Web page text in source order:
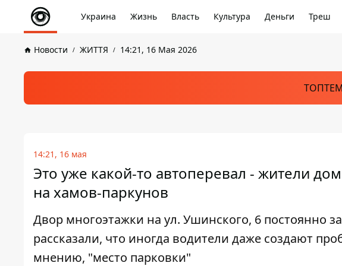
Украина Жизнь Власть Культура Деньги Треш
Новости ЖИТТЯ 14:21, 16 Мая 2026
14:21, 16 мая
Это уже какой-то автоперевал - жители
на хамов-паркунов
Двор многоэтажки на ул. Ушинского, 6 постоянно
рассказали, что иногда водители даже создают
мнению, "место парковки"